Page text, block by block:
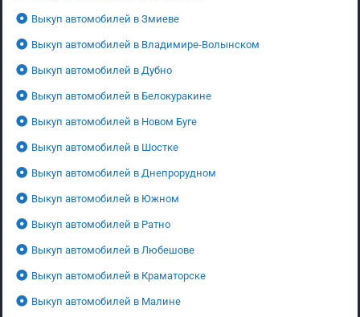
Выкуп автомобилей в Змиеве
Выкуп автомобилей в Владимире-Волынском
Выкуп автомобилей в Дубно
Выкуп автомобилей в Белокуракине
Выкуп автомобилей в Новом Буге
Выкуп автомобилей в Шостке
Выкуп автомобилей в Днепрорудном
Выкуп автомобилей в Южном
Выкуп автомобилей в Ратно
Выкуп автомобилей в Любешове
Выкуп автомобилей в Краматорске
Выкуп автомобилей в Малине